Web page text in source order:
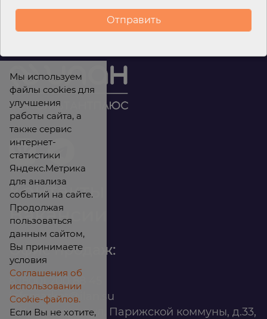
Контакты
Вакансии
Офис продаж:
infomarket@ilan.su
г. Красноярск, ул. Парижской коммуны, д.33,
Мы используем
файлы cookies для
улучшения
работы сайта, а
также сервис
интернет-
статистики
Яндекс.Метрика
для анализа
событий на сайте.
Продолжая
пользоваться
данным сайтом,
Вы принимаете
условия
Соглашения об
использовании
Cookie-файлов.
Если Вы не хотите,